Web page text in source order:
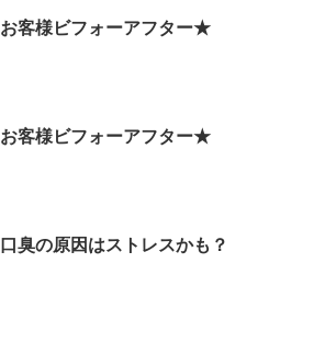
お客様ビフォーアフター★
お客様ビフォーアフター★
口臭の原因はストレスかも？